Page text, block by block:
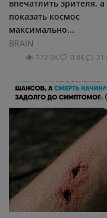
впечатлить зрителя, а
показать космос
максимально...
BRAIN
172.9К 0.8К 21